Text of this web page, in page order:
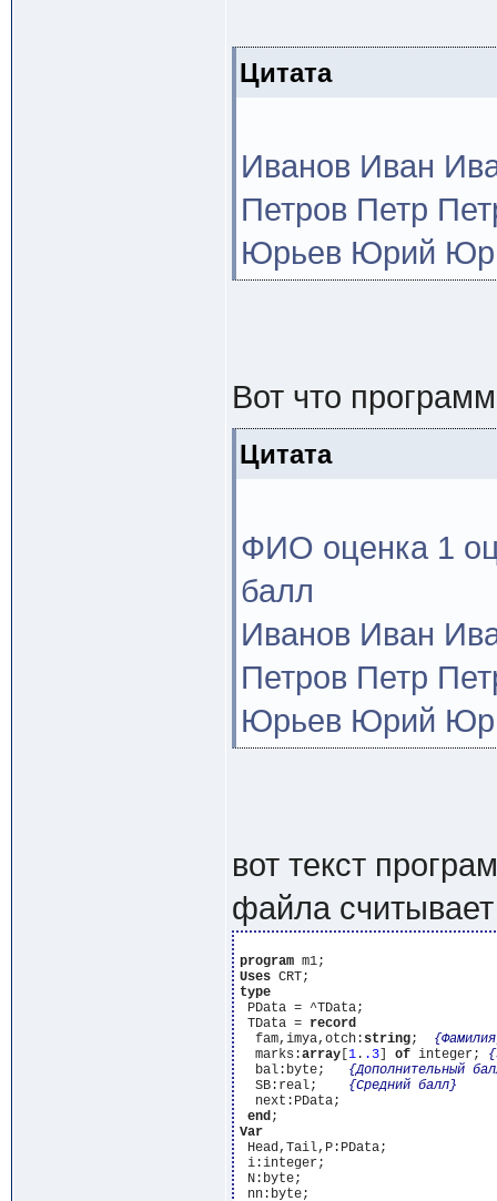
Цитата
Иванов Иван
Петров Петр
Юрьев Юрий
Вот что
Цитата
ФИО оценка 1
балл
Иванов Иван
Петров Петр
Юрьев Юрий
вот текст
файла
program
Uses
type
PData = ^TData;
TData = record
  fam,imya,otch:
string;
  marks:
array[ 1. .3] of integer;
  bal:byte;
{Дополнительный
  SB:real;
{Средний балл}
  next:PData;
end
Var
Head,Tail,P:PData;
i:integer;
N:byte;